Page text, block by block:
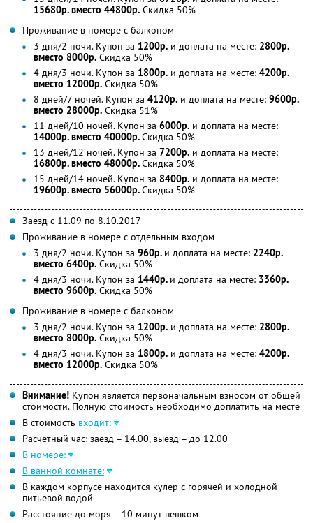
15680р. вместо 44800р. Скидка 50%
Проживание в номере с балконом
3 дня/2 ночи. Купон за 1200р. и доплата на месте: 2800р.
вместо 8000р. Скидка 50%
4 дня/3 ночи. Купон за 1800р. и доплата на месте: 4200р.
вместо 12000р. Скидка 50%
8 дней/7 ночей. Купон за 4120р. и доплата на месте: 9600р.
вместо 28000р. Скидка 51%
11 дней/10 ночей. Купон за 6000р. и доплата на месте:
14000р. вместо 40000р.Скидка 50%
13 дней/12 ночей. Купон за 7200р. и доплата на месте:
16800р. вместо 48000р.Скидка 50%
15 дней/14 ночей. Купон за 8400р. и доплата на месте:
19600р. вместо 56000р.Скидка 50%
Заезд с 11.09 по 8.10.2017
Проживание в номере с отдельным входом
3 дня/2 ночи. Купон за 960р. и доплата на месте: 2240р.
вместо 6400р. Скидка 50%
4 дня/3 ночи. Купон за 1440р. и доплата на месте: 3360р.
вместо 9600р. Скидка 50%
Проживание в номере с балконом
3 дня/2 ночи. Купон за 1200р. и доплата на месте: 2800р.
вместо 8000р. Скидка 50%
4 дня/3 ночи. Купон за 1800р. и доплата на месте: 4200р.
вместо 12000р. Скидка 50%
Внимание! Купон является первоначальным взносом от общей
стоимости. Полную стоимость необходимо доплатить на месте
В стоимость входит:
Расчетный час: заезд – 14.00, выезд – до 12.00
В номере:
В ванной комнате:
В каждом корпусе находится кулер с горячей и холодной
питьевой водой
Расстояние до моря – 10 минут пешком